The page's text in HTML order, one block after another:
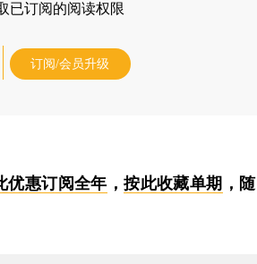
已订阅的阅读权限
订阅/会员升级
优惠订阅全年 ，按此收藏单期 ，随